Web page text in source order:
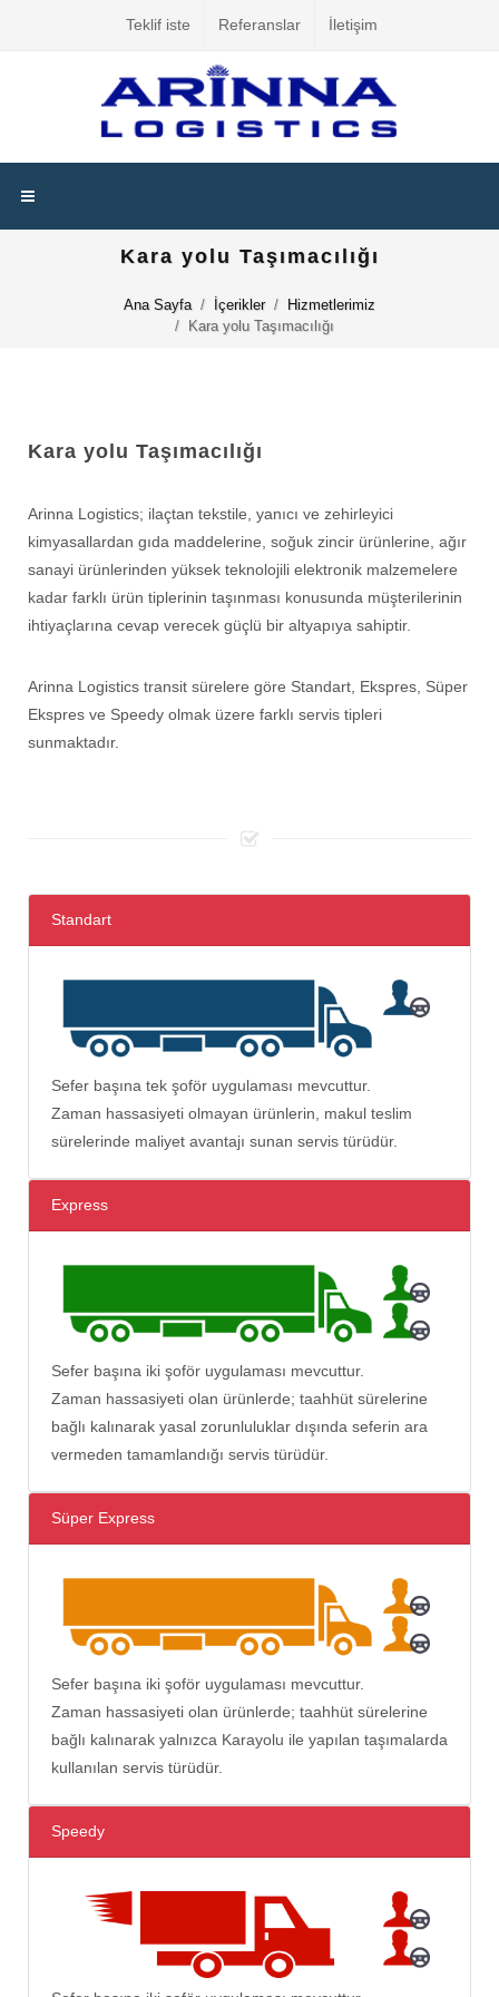
Teklif iste Referanslar İletişim
Kara yolu Taşımacılığı
Ana Sayfa İçerikler
Hizmetlerimiz
Kara yolu Taşımacılığı
Kara yolu Taşımacılığı
Arinna Logistics; ilaçtan tekstile, yanıcı ve zehirleyici
kimyasallardan gıda maddelerine, soğuk zincir ürünlerine, ağır
sanayi ürünlerinden yüksek teknolojili elektronik malzemelere
kadar farklı ürün tiplerinin taşınması konusunda müşterilerinin
ihtiyaçlarına cevap verecek güçlü bir altyapıya sahiptir.
Arinna Logistics transit sürelere göre Standart, Ekspres, Süper
Ekspres ve Speedy olmak üzere farklı servis tipleri
sunmaktadır.
Standart
Sefer başına tek şoför uygulaması mevcuttur.
Zaman hassasiyeti olmayan ürünlerin, makul teslim
sürelerinde maliyet avantajı sunan servis türüdür.
Express
Sefer başına iki şoför uygulaması mevcuttur.
Zaman hassasiyeti olan ürünlerde; taahhüt sürelerine
bağlı kalınarak yasal zorunluluklar dışında seferin ara
vermeden tamamlandığı servis türüdür.
Süper Express
Sefer başına iki şoför uygulaması mevcuttur.
Zaman hassasiyeti olan ürünlerde; taahhüt sürelerine
bağlı kalınarak yalnızca Karayolu ile yapılan taşımalarda
kullanılan servis türüdür.
Speedy